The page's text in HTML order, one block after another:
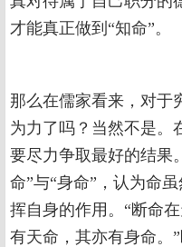
才能真正做到“知命”。
那么在儒家看来，对于
为力了吗？当然不是。
要尽力争取最好的结果
命”与“身命”，认为命
挥自身的作用。“断命
有天命，其亦有身命。